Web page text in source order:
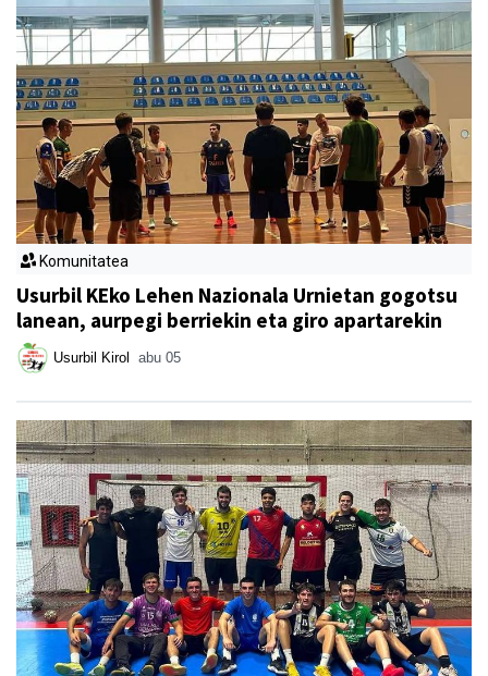
Komunitatea
Usurbil KEko Lehen Nazionala Urnietan gogotsu
lanean, aurpegi berriekin eta giro apartarekin
Usurbil Kirol abu 05